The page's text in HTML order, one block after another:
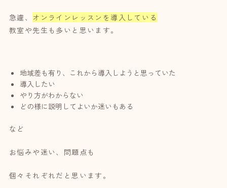
急遽、 オンラインレッスンを導入している
教室や先生も多いと思います。
地域差も有り、これから導入しようと思っていた
導入したい
やり方がわからない
どの様に説明してよいか迷いもある
など
お悩みや迷い、問題点も
個々それぞれだと思います。